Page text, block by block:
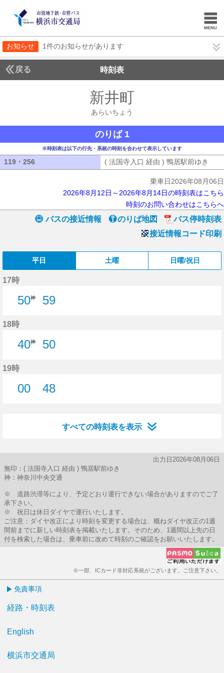
お知らせ 1件のお知らせがあります
戻る 時刻表
新井町
あらいちょう
のりば 1
※時刻表は以下の行先・系統の時刻を合わせて表示しています
119・256 ( 法国寺入口 経由 ) 鴨居駅前ゆき
乗車日2026年08月06日
2026年8月12日～2026年8月14日の時刻表はこちら
時刻のお問い合わせはこちらへ
バスの接近情報 のりば地図
バス停時刻表
接近情報コード印刷
平日 土曜 日曜/祝日
17時
50神
59
18時
40神
50
19時
00
48
すべての時刻表を表示
出力日2026年08月06日
無印：( 法国寺入口 経由 ) 鴨居駅前ゆき
神：神奈川中央交通
※ 道路渋滞等により、予定どおり運行できない場合がありますのでご了
承下さい。
※ 祝日は休日ダイヤで運行いたします。
ご注意：ダイヤ改正により時刻を変更する場合は、概ねダイヤ改正の1週
間前までに新しい時刻表を掲載いたします。そのため、1週間以上先の日
付を検索した場合は、乗車前に改めて時刻のご確認をお願いいたします。
※一部、ICカード非対応系統がございます。ご注意下さい。
免責事項
経路・時刻表
English
横浜市交通局